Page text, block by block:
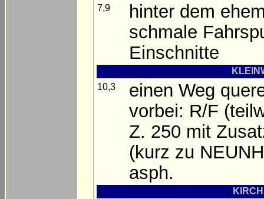
7,9
hinter dem
schmale
Einschnitte
10,3
einen Weg
vorbei: R/F
Z. 250 mit
(kurz zu
asph.